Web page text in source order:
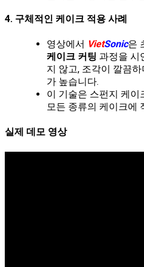
4. 구체적인 케이크 적용 사례
영상에서 VietSonic은
케이크 커팅 과정을 시
지 않고, 조각이 깔끔
가 높습니다.
이 기술은 스펀지 케이
모든 종류의 케이크에
실제 데모 영상